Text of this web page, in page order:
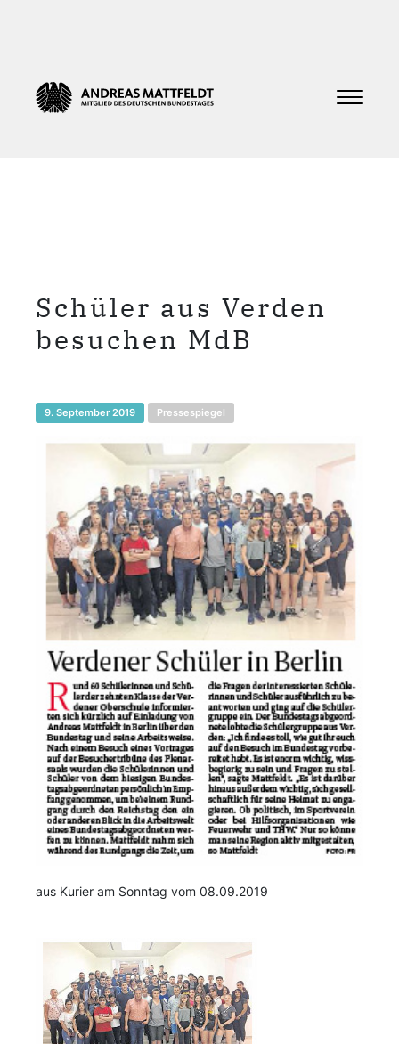
Schüler aus Verden
besuchen MdB
9. September 2019 Pressespiegel
aus Kurier am Sonntag vom 08.09.2019